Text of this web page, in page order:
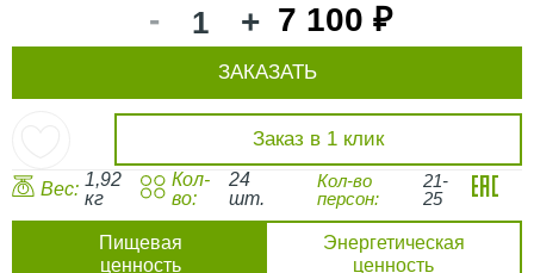
- + 7 100 ₽
Заказ в 1 клик
ЗАКАЗАТЬ
Вес: 1,92
кг
Кол-
во:
24
шт.
Кол-во
персон:
21-
25
Пищевая
ценность
Энергетическая
ценность